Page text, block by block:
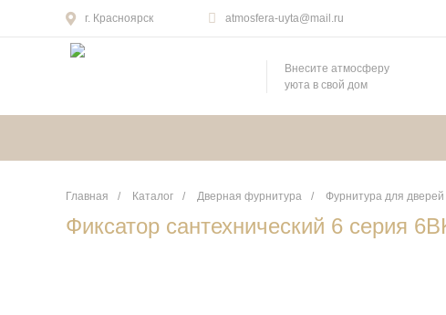
г. Красноярск atmosfera-uyta@mail.ru
Внесите атмосферу
уюта в свой дом
Главная / Каталог / Дверная фурнитура / Фурнитура для дверей
Фиксатор сантехнический 6 серия